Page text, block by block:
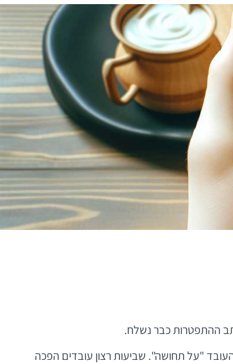
ההתפטרות כבר נשלח.
"על תחושה". שביעות רצון עובדים הפכה